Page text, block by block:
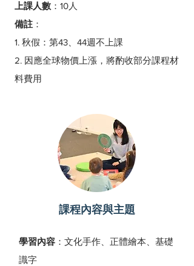
上課人數 ：10人
備註 ：
1. 秋假 ：第43、44週不上課
2. 因應全球物價上漲，將酌收部分課程材
料費用
課程內容與主題
學習內容 ：文化手作、正體繪本、基礎
識字